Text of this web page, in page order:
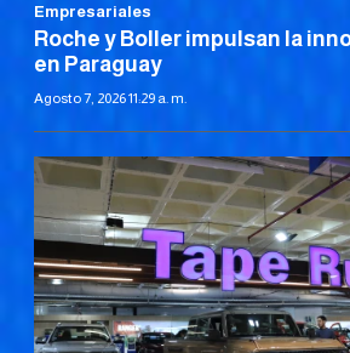
Empresariales
Roche y Boller impulsan la
en Paraguay
Agosto 7, 2026 11:29 a. m.